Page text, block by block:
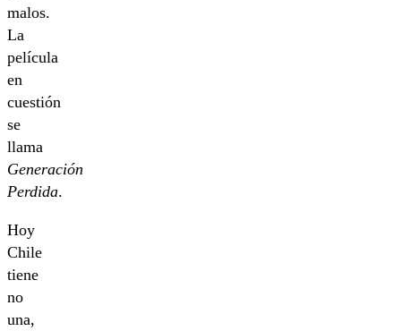
malos.
La
película
en
cuestión
se
llama
Generación
Perdida.
Hoy
Chile
tiene
no
una,